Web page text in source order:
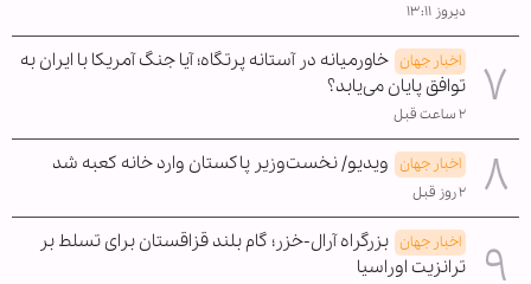
دیروز ۱۳:۱۱
اخبار جهان خاورمیانه در آستانه پرتگاه؛ آیا جنگ آمریکا با ایران به
توافق پایان می‌یابد؟
۲ ساعت قبل
اخبار جهان ویدیو/ نخست‌وزیر پاکستان وارد خانه کعبه شد
۲ روز قبل
اخبار جهان بزرگراه آرال-خزر؛ گام بلند قزاقستان برای تسلط بر
ترانزیت اوراسیا